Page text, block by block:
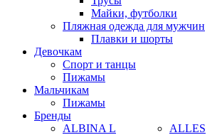
Майки, футболки
Пляжная одежда для мужчин
Плавки и шорты
Девочкам
Спорт и танцы
Пижамы
Мальчикам
Пижамы
Бренды
ALBINA L
ALLES